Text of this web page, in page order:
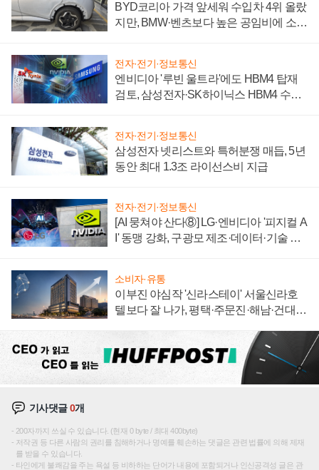
BYD코리아 가격 앞세워 수입차 4위 올랐
지만, BMW·벤츠보다 높은 공임비에 소비
전자·전기·정보통신
엔비디아 '루빈 울트라'에도 HBM4 탑재
검토, 삼성전자·SK하이닉스 HBM4 수율
전자·전기·정보통신
삼성전자 넷리스트와 특허분쟁 매듭, 5년
동안 최대 1.3조 라이선스비 지급
전자·전기·정보통신
[AI 뭉쳐야 산다⑧] LG·엔비디아 '피지컬 A
I' 동맹 강화, 구광모 제조·데이터·기술 결
소비자·유통
이부진 야심작 '신라스테이' 서울신라호
텔보다 잘 나가, 평택·주문진·해남·건대로
기사댓글0개
200자까지 쓰실 수 있습니다. (현재 0 byte / 최대 400byte)
저작권 등 다른 사람의 권리를 침해하거나 명예를 훼손하는 댓글은 관련 법률에 의해 제재
를 받을 수 있습니다.
타인에게 불쾌감을 주는 욕설 등 비하하는 단어가 내용에 포함되거나 인신공격성 글은 관